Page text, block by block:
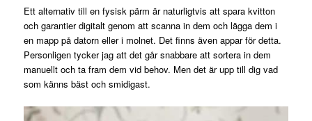
Ett alternativ till en fysisk pärm är naturligtvis att spara kvitton
och garantier digitalt genom att scanna in dem och lägga dem i
en mapp på datorn eller i molnet. Det finns även appar för detta.
Personligen tycker jag att det går snabbare att sortera in dem
manuellt och ta fram dem vid behov. Men det är upp till dig vad
som känns bäst och smidigast.